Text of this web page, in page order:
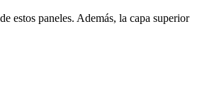
estos paneles. Además, la capa superior